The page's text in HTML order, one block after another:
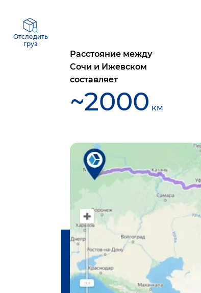
Отследить
груз
Расстояние между
Сочи и Ижевском
составляет
~2000 км